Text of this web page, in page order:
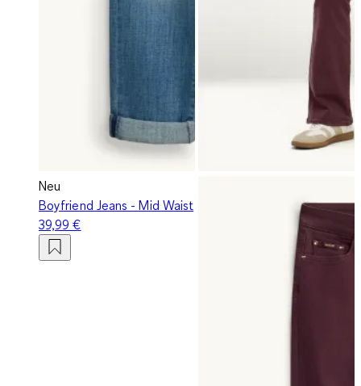
Neu
Boyfriend Jeans - Mid Waist
39,99 €